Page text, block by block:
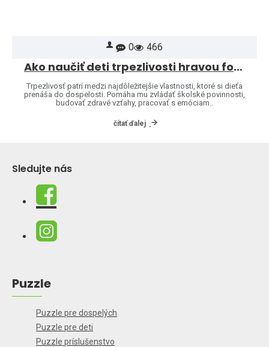
0 466
Ako naučiť deti trpezlivosti hravou formou
Trpezlivosť patrí medzi najdôležitejšie vlastnosti, ktoré si dieťa
prenáša do dospelosti. Pomáha mu zvládať školské povinnosti,
budovať zdravé vzťahy, pracovať s emóciam..
čítať ďalej
Sledujte nás
Puzzle
Puzzle pre dospelých
Puzzle pre deti
Puzzle príslušenstvo